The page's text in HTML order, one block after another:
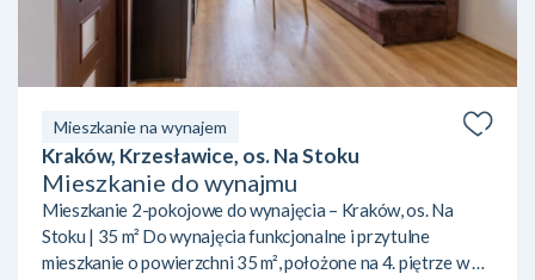
Mieszkanie na wynajem
Kraków, Krzesławice, os. Na Stoku
Mieszkanie do wynajmu
Mieszkanie 2-pokojowe do wynajęcia – Kraków, os. Na
Stoku | 35 m² Do wynajęcia funkcjonalne i przytulne
mieszkanie o powierzchni 35 m², położone na 4. piętrze w 4-